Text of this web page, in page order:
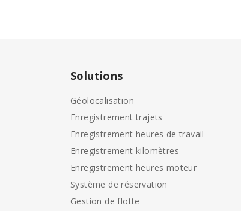
Solutions
Géolocalisation
Enregistrement trajets
Enregistrement heures de travail
Enregistrement kilomètres
Enregistrement heures moteur
Système de réservation
Gestion de flotte